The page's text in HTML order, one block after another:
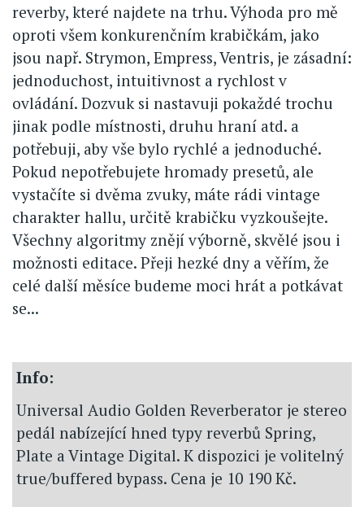
reverby, které najdete na trhu. Výhoda pro mě
oproti všem konkurenčním krabičkám, jako
jsou např. Strymon, Empress, Ventris, je zásadní:
jednoduchost, intuitivnost a rychlost v
ovládání. Dozvuk si nastavuji pokaždé trochu
jinak podle místnosti, druhu hraní atd. a
potřebuji, aby vše bylo rychlé a jednoduché.
Pokud nepotřebujete hromady presetů, ale
vystačíte si dvěma zvuky, máte rádi vintage
charakter hallu, určitě krabičku vyzkoušejte.
Všechny algoritmy znějí výborně, skvělé jsou i
možnosti editace. Přeji hezké dny a věřím, že
celé další měsíce budeme moci hrát a potkávat
se...
Info:
Universal Audio Golden Reverberator je stereo
pedál nabízející hned typy reverbů Spring,
Plate a Vintage Digital. K dispozici je volitelný
true/buffered bypass. Cena je 10 190 Kč.